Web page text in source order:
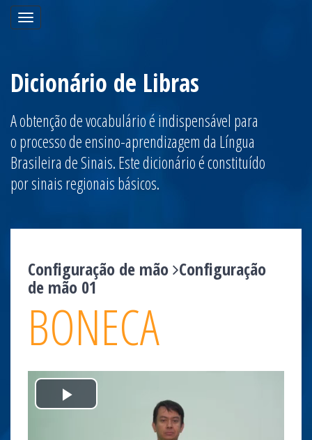
Toggle
navigation
Dicionário de Libras
A obtenção de vocabulário é indispensável para
o processo de ensino-aprendizagem da Língua
Brasileira de Sinais. Este dicionário é constituído
por sinais regionais básicos.
Configuração de mão Configuração
de mão 01
BONECA
Play